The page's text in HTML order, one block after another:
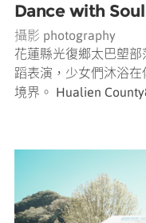
Dance with Soul
攝影 photography
花蓮縣光復鄉太巴塱
蹈表演，少女們沐浴
境界。 Hualien